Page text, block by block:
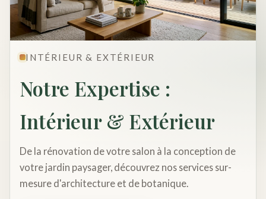
Le Studio
Contact
INTÉRIEUR & EXTÉRIEUR
Notre Expertise :
Intérieur & Extérieur
De la rénovation de votre salon à la conception de
votre jardin paysager, découvrez nos services sur-
mesure d'architecture et de botanique.